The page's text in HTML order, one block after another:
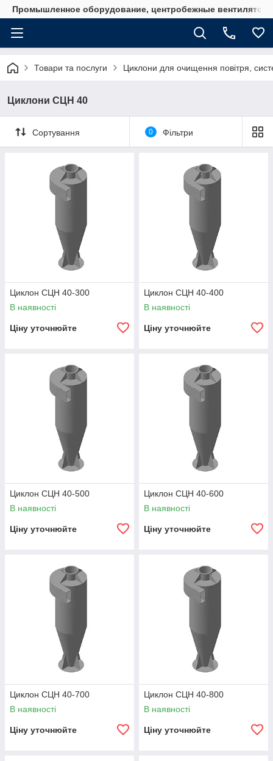
Промышленное оборудование, центробежные
Товари та послуги Циклони для очищення повітря,
Циклони СЦН 40
Сортування 0 Фільтри
Циклон СЦН 40-300
В наявності
Ціну уточнюйте
Циклон СЦН 40-400
В наявності
Ціну уточнюйте
Циклон СЦН 40-500
В наявності
Ціну уточнюйте
Циклон СЦН 40-600
В наявності
Ціну уточнюйте
Циклон СЦН 40-700
В наявності
Ціну уточнюйте
Циклон СЦН 40-800
В наявності
Ціну уточнюйте